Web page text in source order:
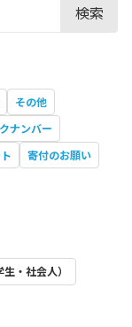
検索
その他
ナンバー
寄付のお願い
・社会人）